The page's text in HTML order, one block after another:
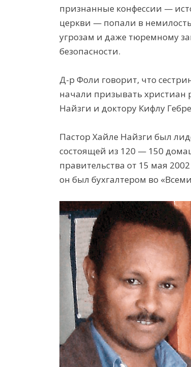
признанные конфессии —
церкви — попали в
угрозам и даже тюремному
безопасности.
Д-р Фоли говорит, что
начали призывать христиан
Найзги и доктору Кифлу
Пастор Хайле Найзги был
состоящей из 120 — 150
правительства от 15 мая
он был бухгалтером во «